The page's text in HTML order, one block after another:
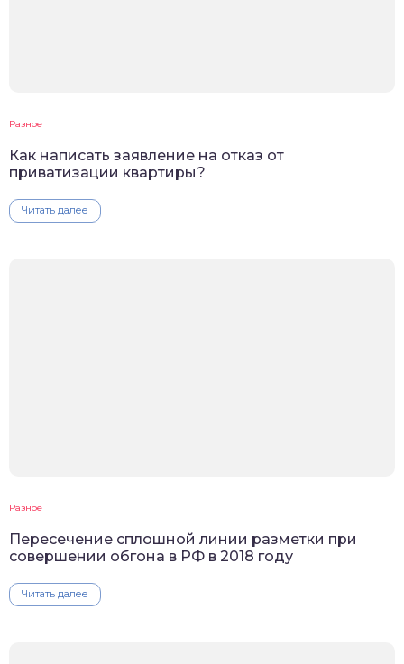
Разное
Как написать заявление на отказ от
приватизации квартиры?
Читать далее
Разное
Пересечение сплошной линии разметки при
совершении обгона в РФ в 2018 году
Читать далее